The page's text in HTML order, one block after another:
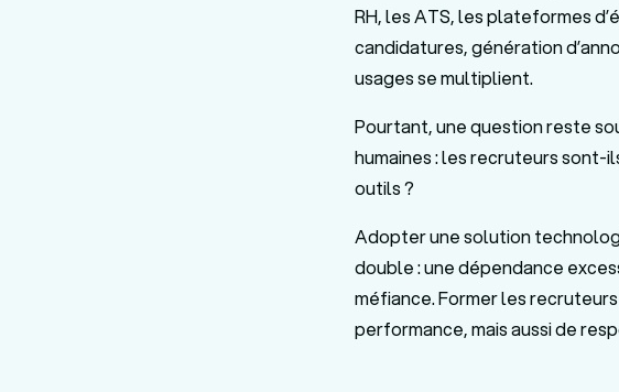
RH, les ATS, les plateformes
candidatures, génération
usages se multiplient.
Pourtant, une question reste
humaines : les recruteurs
outils ?
Adopter une solution
double : une dépendance
méfiance. Former les recruteurs
performance, mais aussi de